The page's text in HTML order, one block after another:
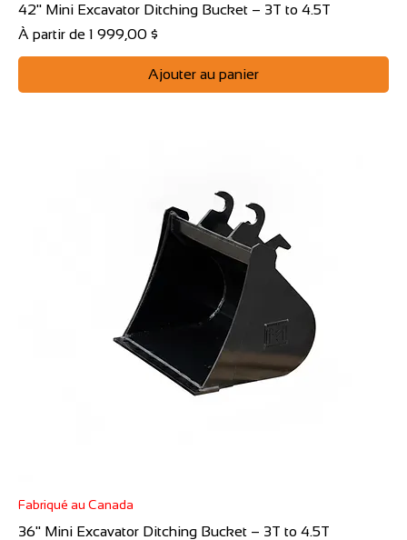
42" Mini Excavator Ditching Bucket – 3T to 4.5T
À partir de 1 999,00 $
Prix promotionnel
Ajouter au panier
Fabriqué au Canada
36" Mini Excavator Ditching Bucket – 3T to 4.5T